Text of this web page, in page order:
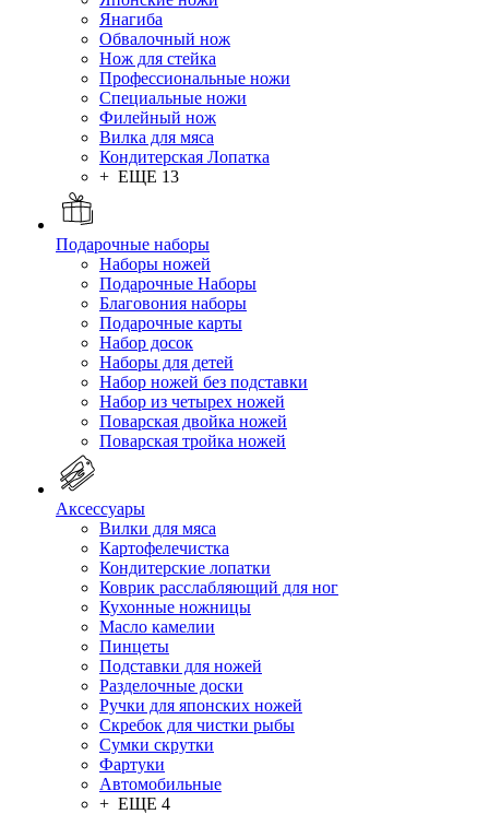
Янагиба
Обвалочный нож
Нож для стейка
Профессиональные ножи
Специальные ножи
Филейный нож
Вилка для мяса
Кондитерская Лопатка
+ ЕЩЕ 13
Подарочные наборы
Наборы ножей
Подарочные Наборы
Благовония наборы
Подарочные карты
Набор досок
Наборы для детей
Набор ножей без подставки
Набор из четырех ножей
Поварская двойка ножей
Поварская тройка ножей
Аксессуары
Вилки для мяса
Картофелечистка
Кондитерские лопатки
Коврик расслабляющий для ног
Кухонные ножницы
Масло камелии
Пинцеты
Подставки для ножей
Разделочные доски
Ручки для японских ножей
Скребок для чистки рыбы
Сумки скрутки
Фартуки
Автомобильные
+ ЕЩЕ 4